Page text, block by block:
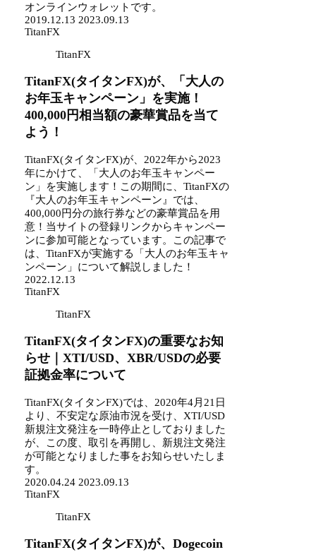
オンラインウォレットです。
2019.12.13 2023.09.13
TitanFX
TitanFX
TitanFX(タイタンFX)が、「大人の
お年玉キャンペーン」を実施！
400,000円相当額の豪華賞品を当て
よう！
TitanFX(タイタンFX)が、2022年から2023
年にかけて、「大人のお年玉キャンペー
ン」を実施します！この期間に、TitanFXの
『大人のお年玉キャンペーン』では、
400,000円分の旅行券などの豪華賞品を用
意！当サイトの登録リンクからキャンペー
ンに参加可能となっています。この記事で
は、TitanFXが実施する「大人のお年玉キャ
ンペーン」について解説しました！
2022.12.13
TitanFX
TitanFX
TitanFX(タイタンFX)の重要なお知
らせ｜XTI/USD、XBR/USDの必要
証拠金率について
TitanFX(タイタンFX)では、2020年4月21日
より、不安定な原油市況を受け、XTI/USD
新規注文発注を一時停止としておりました
が、この度、取引を再開し、新規注文発注
が可能となりました事をお知らせいたしま
す。
2020.04.24 2023.09.13
TitanFX
TitanFX
TitanFX(タイタンFX)が、Dogecoin